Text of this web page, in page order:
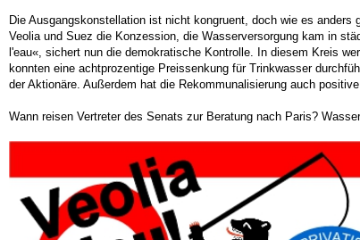
Die Ausgangskonstellation ist nicht kongruent, doch wie es
Veolia und Suez die Konzession, die Wasserversorgung kam in
l'eau«, sichert nun die demokratische Kontrolle. In diesem Kreis
konnten eine achtprozentige Preissenkung für Trinkwasser
der Aktionäre. Außerdem hat die Rekommunalisierung auch
Wann reisen Vertreter des Senats zur Beratung nach Paris?